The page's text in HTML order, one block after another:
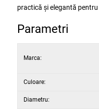
practică și elegantă
Parametri
Marca:
Culoare:
Diametru: